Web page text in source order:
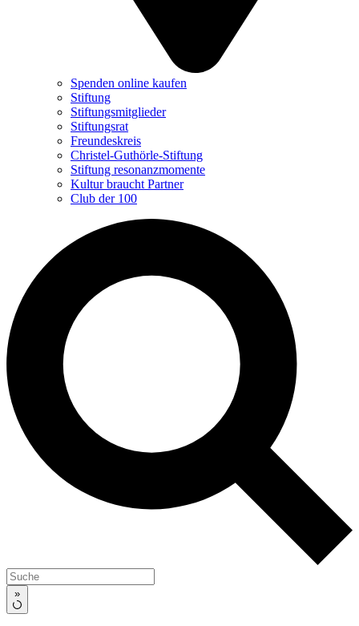
Spenden online kaufen
Stiftung
Stiftungsmitglieder
Stiftungsrat
Freundeskreis
Christel-Guthörle-Stiftung
Stiftung resonanzmomente
Kultur braucht Partner
Club der 100
»